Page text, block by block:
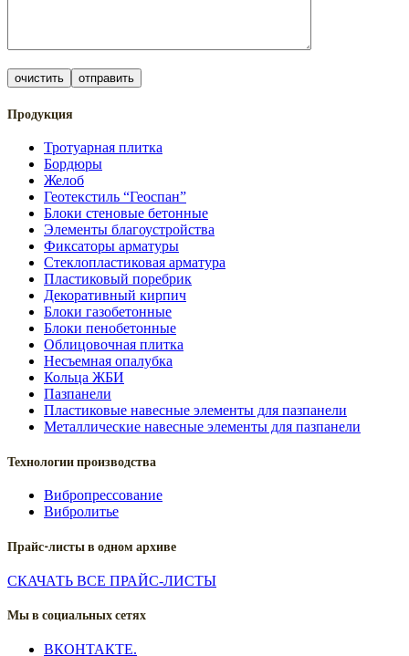
Продукция
Тротуарная плитка
Бордюры
Желоб
Геотекстиль “Геоспан”
Блоки стеновые бетонные
Элементы благоустройства
Фиксаторы арматуры
Стеклопластиковая арматура
Пластиковый поребрик
Декоративный кирпич
Блоки газобетонные
Блоки пенобетонные
Облицовочная плитка
Несъемная опалубка
Кольца ЖБИ
Пазпанели
Пластиковые навесные элементы для пазпанели
Металлические навесные элементы для пазпанели
Технологии производства
Вибропрессование
Вибролитье
Прайс-листы в одном архиве
СКАЧАТЬ ВСЕ ПРАЙС-ЛИСТЫ
Мы в социальных сетях
ВКОНТАКТЕ.